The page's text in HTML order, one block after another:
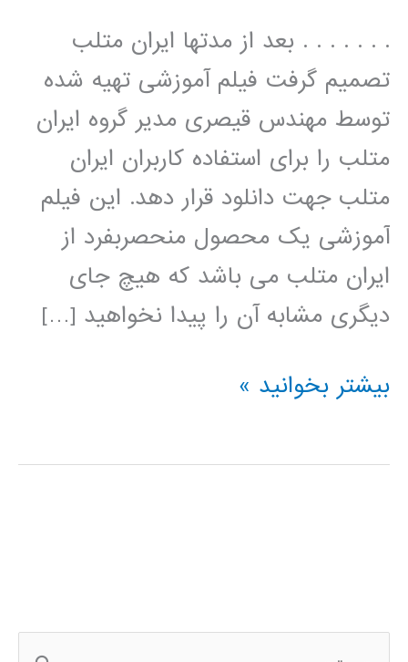
. . . . . . . بعد از مدتها ایران متلب
تصمیم گرفت فیلم آموزشی تهیه شده
توسط مهندس قیصری مدیر گروه ایران
متلب را برای استفاده کاربران ایران
متلب جهت دانلود قرار دهد. این فیلم
آموزشی یک محصول منحصربفرد از
ایران متلب می باشد که هیچ جای
دیگری مشابه آن را پیدا نخواهید […]
سیر
پیاز
بیشتر بخوانید »